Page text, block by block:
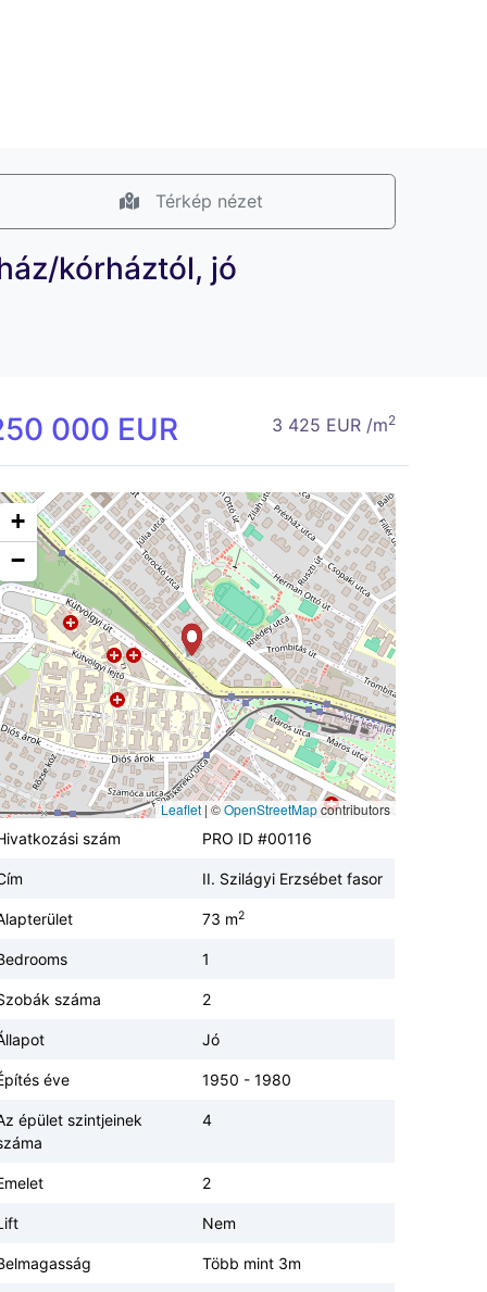
Térkép nézet
kórháztól, jó
000 EUR 3 425 EUR /m2
+
−
Leaflet | ©OpenStreetMapcontributors
szám
PRO ID #00116
II. Szilágyi Erzsébet fasor
73 m2
1
száma 2
Jó
éve 1950 - 1980
épület szintjeinek
4
2
Nem
Több mint 3m